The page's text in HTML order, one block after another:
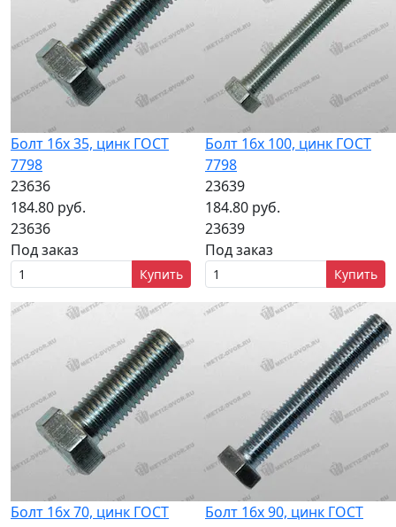
Болт 16х 35, цинк ГОСТ
7798
23636
184.80 руб.
23636
Под заказ
Купить
Болт 16х 100, цинк ГОСТ
7798
23639
184.80 руб.
23639
Под заказ
Купить
Болт 16х 70, цинк ГОСТ
Болт 16х 90, цинк ГОСТ